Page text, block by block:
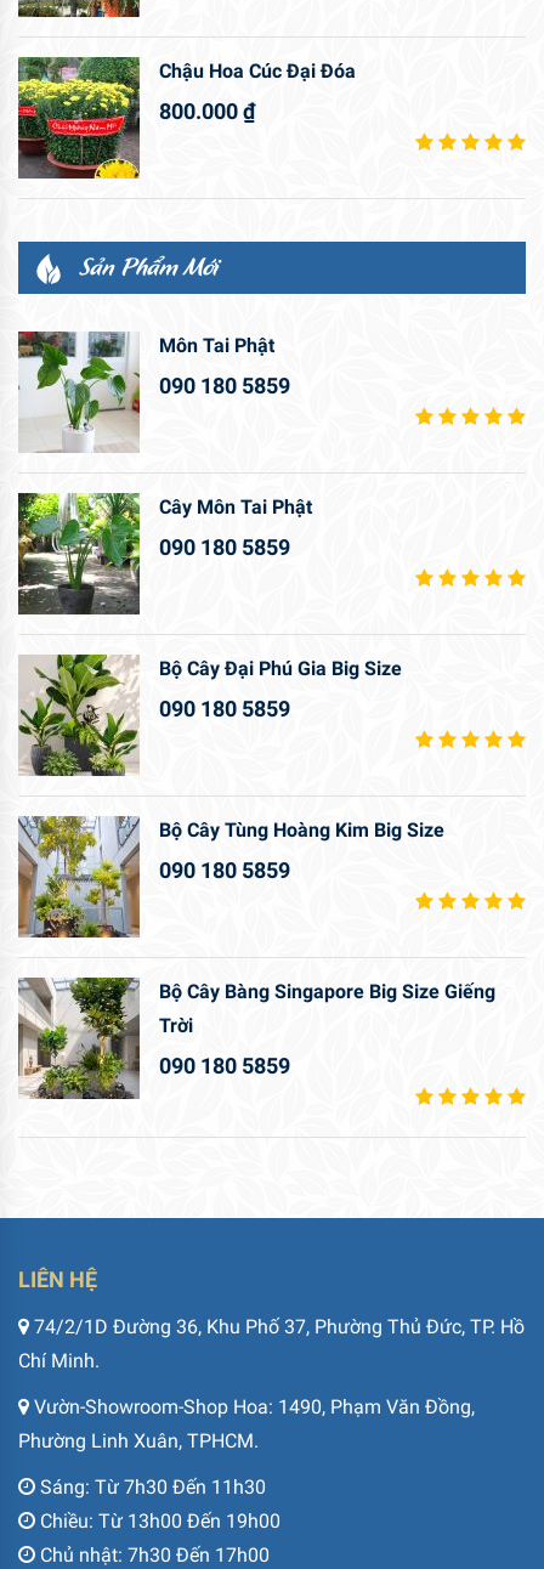
Chậu Hoa Cúc Đại Đóa
800.000₫
Sản Phẩm Mới
Môn Tai Phật
090 180 5859
Cây Môn Tai Phật
090 180 5859
Bộ Cây Đại Phú Gia Big Size
090 180 5859
Bộ Cây Tùng Hoàng Kim Big Size
090 180 5859
Bộ Cây Bàng Singapore Big Size Giếng
Trời
090 180 5859
LIÊN HỆ
74/2/1D Đường 36, Khu Phố 37, Phường Thủ Đức, TP. Hồ
Chí Minh.
Vườn-Showroom-Shop Hoa: 1490, Phạm Văn Đồng,
Phường Linh Xuân, TPHCM.
Sáng: Từ 7h30 Đến 11h30
Chiều: Từ 13h00 Đến 19h00
Chủ nhật: 7h30 Đến 17h00